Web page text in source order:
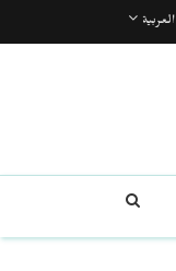
العربية